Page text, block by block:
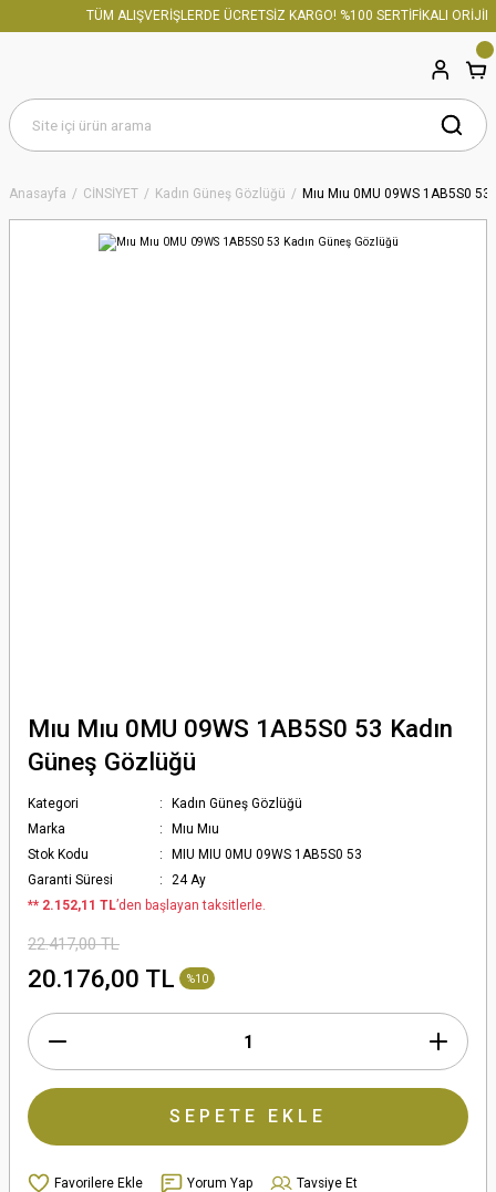
TÜM ALIŞVERİŞLERDE ÜCRETSİZ KARGO! %100 SERTİFİKALI
Anasayfa CİNSİYET Kadın Güneş Gözlüğü Mıu Mıu 0MU 09WS 1AB5S0
Mıu Mıu 0MU 09WS 1AB5S0 53 Kadın
Güneş Gözlüğü
Kategori
Kadın Güneş Gözlüğü
Marka
Mıu Mıu
Stok Kodu
MIU MIU 0MU 09WS 1AB5S0 53
Garanti Süresi
24 Ay
** 2.152,11 TL’den başlayan taksitlerle.
22.417,00 TL
20.176,00 TL %10
SEPETE EKLE
Yorum Yap
Tavsiye Et